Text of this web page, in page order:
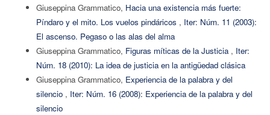
Giuseppina Grammatico, Hacia una existencia más fuerte:
Píndaro y el mito. Los vuelos pindáricos , Iter: Núm. 11 (2003):
El ascenso. Pegaso o las alas del alma
Giuseppina Grammatico, Figuras míticas de la Justicia , Iter:
Núm. 18 (2010): La idea de justicia en la antigüedad clásica
Giuseppina Grammatico, Experiencia de la palabra y del
silencio , Iter: Núm. 16 (2008): Experiencia de la palabra y del
silencio